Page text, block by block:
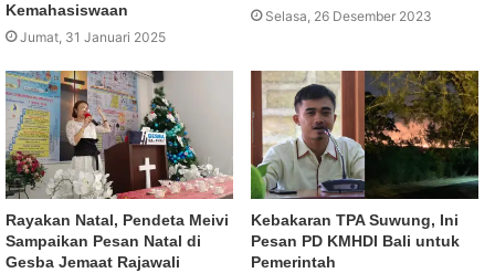
Kemahasiswaan
Jumat, 31 Januari 2025
Selasa, 26 Desember 2023
Rayakan Natal, Pendeta Meivi
Sampaikan Pesan Natal di
Gesba Jemaat Rajawali
Kebakaran TPA Suwung, Ini
Pesan PD KMHDI Bali untuk
Pemerintah